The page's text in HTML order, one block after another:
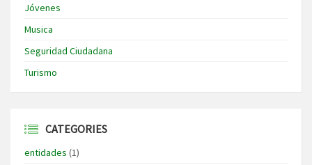
Jóvenes
Musica
Seguridad Ciudadana
Turismo
CATEGORIES
entidades (1)